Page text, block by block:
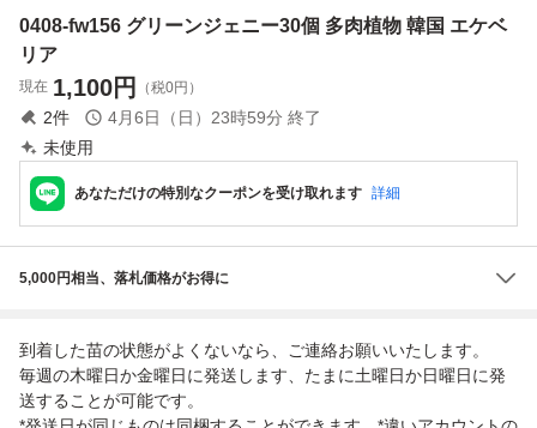
お届け
0408-fw156 グリーンジェニー30個 多肉植物 韓国 エケベ
リア
現在 1,100円 （税0円）
2件 4月6日（日）23時59分 終了
未使用
あなただけの特別なクーポンを受け取れます 詳細
5,000円相当、落札価格がお得に
到着した苗の状態がよくないなら、ご連絡お願いいたします。
毎週の木曜日か金曜日に発送します、たまに土曜日か日曜日に発
送することが可能です。